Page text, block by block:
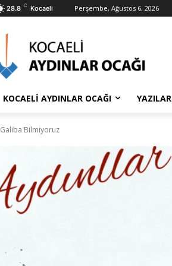
28.8 C Kocaeli Perşembe, Ağustos 6, 2026
KOCAELİ AYDINLAR OCAĞI YAZILAR
Galiba Bilmiyoruz